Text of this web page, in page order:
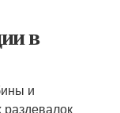
в
и